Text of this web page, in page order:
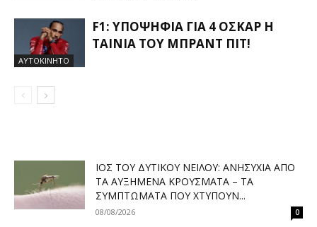
ΑΥΤΟΚΙΝΗΤΟ
F1: ΥΠΟΨΉΦΙΑ ΓΙΑ 4 ΌΣΚΑΡ Η
ΤΑΙΝΊΑ ΤΟΥ ΜΠΡΑΝΤ ΠΙΤ!
ΙΌΣ ΤΟΥ ΔΥΤΙΚΟΎ ΝΕΊΛΟΥ: ΑΝΗΣΥΧΊΑ ΑΠΌ
ΤΑ ΑΥΞΗΜΈΝΑ ΚΡΟΎΣΜΑΤΑ – ΤΑ
ΣΥΜΠΤΏΜΑΤΑ ΠΟΥ ΧΤΥΠΟΎΝ...
08/08/2026 0